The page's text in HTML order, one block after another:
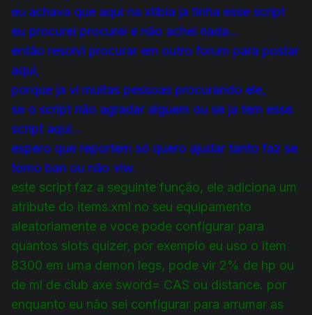
eu achava que aqui na xtibia ja tinha esse script
eu procurei procurei e não achei nada...
então resolvi procurar em outro forum para postar
aqui,
porque ja vi muitas pessoas procurando ele,
se o script não agradar alguem ou se ja tem esse
script aqui...
espero que reportem só quero ajudar tanto faz se
tomo ban ou não vlw.
este script faz a seguinte função, ele adiciona um
atribute do items.xml no seu equipamento
aleatoriamente e voce pode configurar para
quantos slots quizer, por exemplo eu uso o item
8300 em uma demon legs, pode vir 2% de hp ou
de ml de club axe sword= CAS ou distance. por
enquanto eu não sei configurar para arrumar as